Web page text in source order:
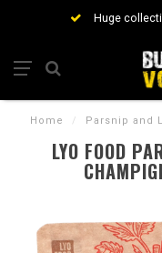
Huge
Home / Parsnip and
LYO FOOD